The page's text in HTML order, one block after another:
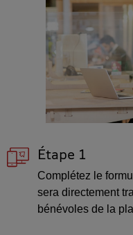
Étape 1
Complétez le
sera directement
bénévoles de la